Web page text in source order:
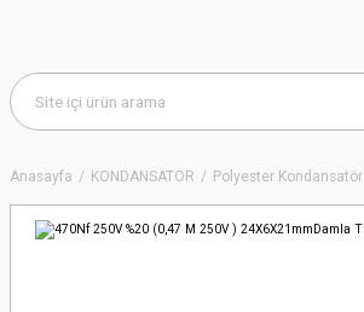
Anasayfa KONDANSATÖR Polyester Kondansatör